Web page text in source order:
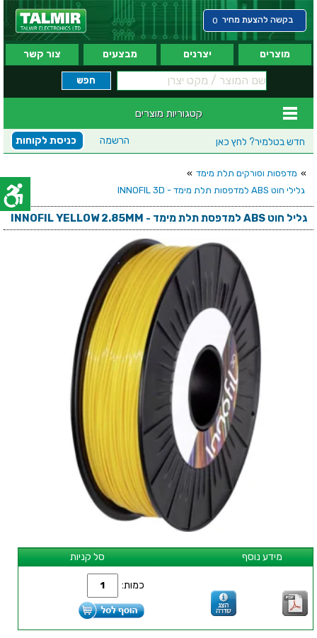
בקשה להצעת מחיר 0
מוצרים יצרנים מבצעים צור קשר
קטגוריות מוצרים
חדש בטלמיר? לחץ כאן כניסת לקוחות הרשמה
» מדפסות וסורקים תלת מימד »
גלילי חוט ABS למדפסות תלת מימד - INNOFIL 3D
גליל חוט ABS למדפסת תלת מימד - INNOFIL YELLOW 2.85MM
סל קניות מידע נוסף
כמות: